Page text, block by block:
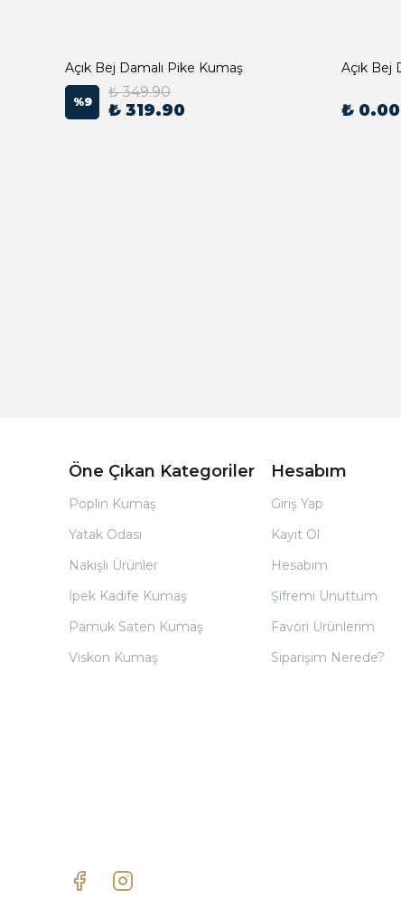
Açık Bej Damalı Pike Kumaş
%9
₺ 349.90
₺ 319.90 ₺ 0.00
Öne Çıkan Kategoriler
Poplin Kumaş
Yatak Odası
Nakışlı Ürünler
İpek Kadife Kumaş
Pamuk Saten Kumaş
Viskon Kumaş
Hesabım
Giriş Yap
Kayıt Ol
Hesabım
Şifremi Unuttum
Favori Ürünlerim
Siparişim Nerede?